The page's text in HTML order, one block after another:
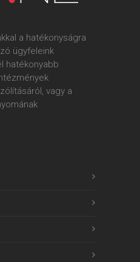
a hatékonyságra
ügyfeleink
hatékonyabb
vagy a